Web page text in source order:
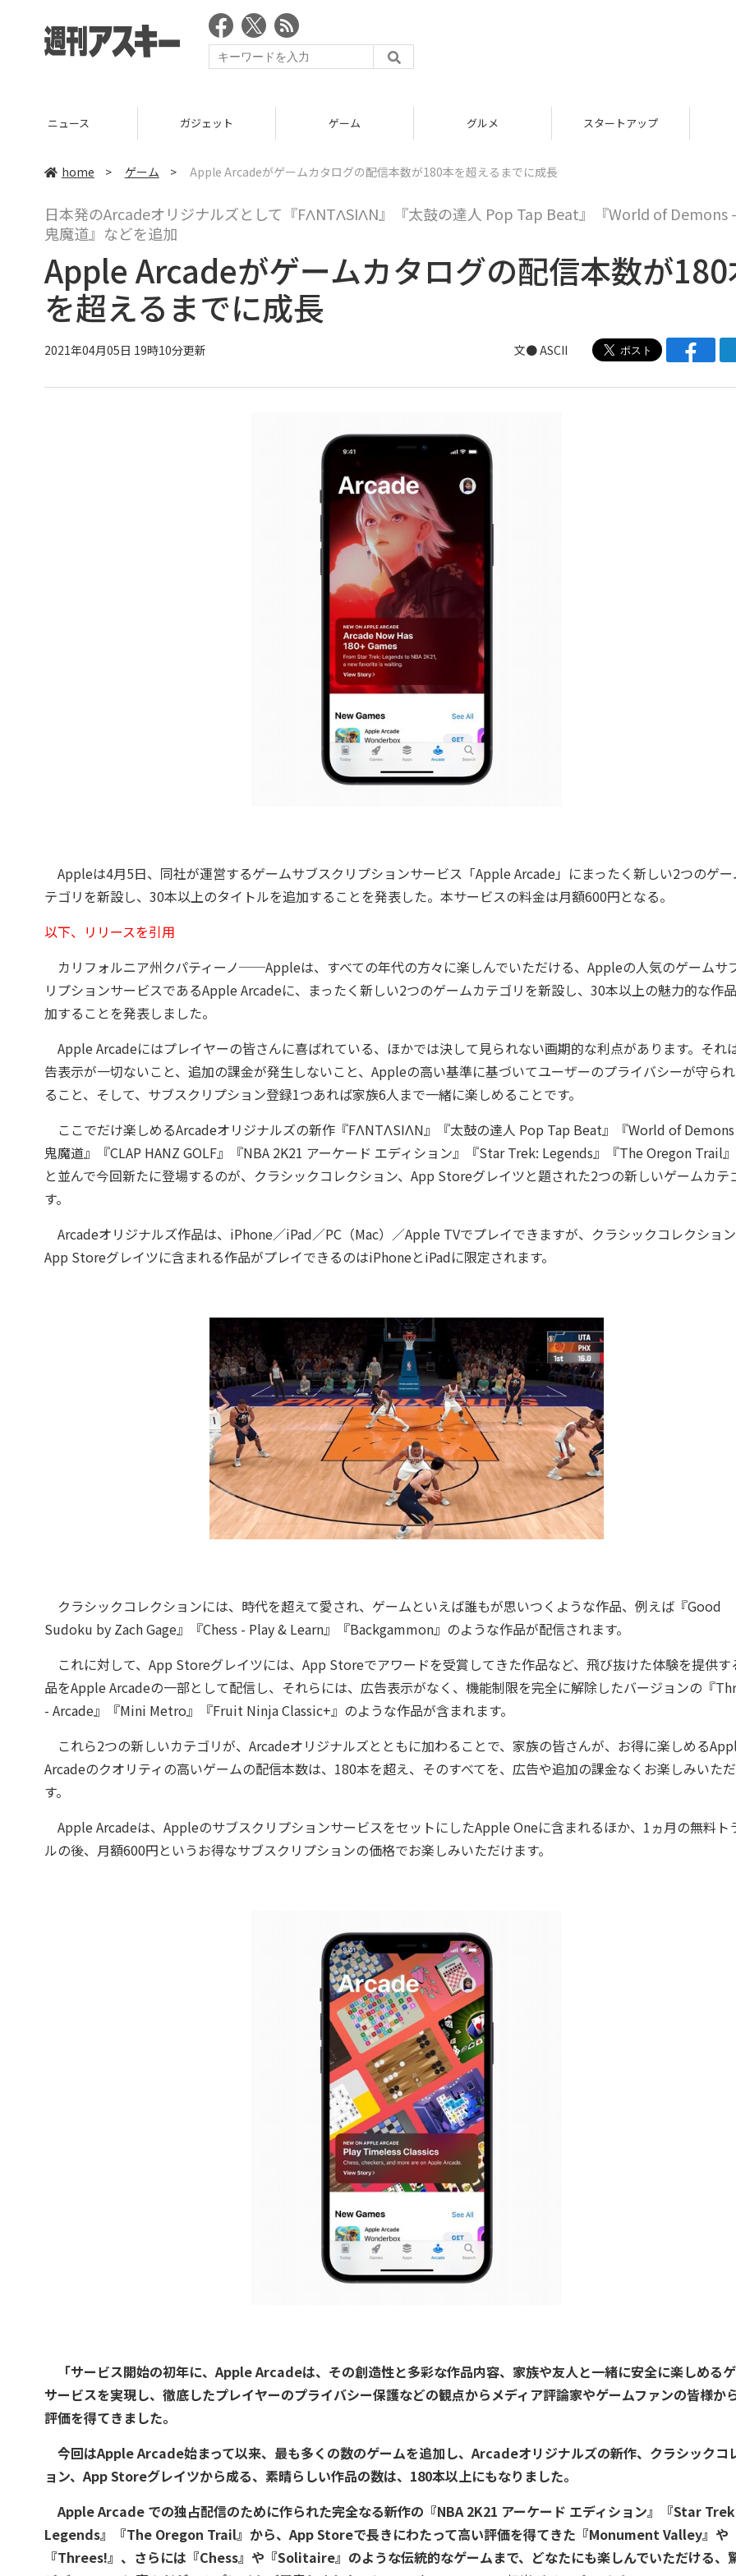
ニュース ガジェット ゲーム グルメ スタートアップ
home > ゲーム > Apple Arcadeがゲームカタログの配信本数が180本を超えるまでに成長
日本発のArcadeオリジナルズとして『FΛNTΛSIΛN』『太鼓の達人 Pop Tap Beat』『World of Demons
鬼魔道』などを追加
Apple Arcadeがゲームカタログの配信本数が180
を超えるまでに成長
2021年04月05日 19時10分更新 文● ASCII
Appleは4月5日、同社が運営するゲームサブスクリプションサービス「Apple Arcade」にまったく新しい2つのゲー
テゴリを新設し、30本以上のタイトルを追加することを発表した。本サービスの料金は月額600円となる。
以下、リリースを引用
カリフォルニア州クパティーノ──Appleは、すべての年代の方々に楽しんでいただける、Appleの人気のゲームサ
リプションサービスであるApple Arcadeに、まったく新しい2つのゲームカテゴリを新設し、30本以上の魅力的な作
加することを発表しました。
Apple Arcadeにはプレイヤーの皆さんに喜ばれている、ほかでは決して見られない画期的な利点があります。それ
告表示が一切ないこと、追加の課金が発生しないこと、Appleの高い基準に基づいてユーザーのプライバシーが守ら
ること、そして、サブスクリプション登録1つあれば家族6人まで一緒に楽しめることです。
ここでだけ楽しめるArcadeオリジナルズの新作『FΛNTΛSIΛN』『太鼓の達人 Pop Tap Beat』『World of
鬼魔道』『CLAP HANZ GOLF』『NBA 2K21 アーケード エディション』『Star Trek: Legends』『The Oregon Trail
と並んで今回新たに登場するのが、クラシックコレクション、App Storeグレイツと題された2つの新しいゲームカテ
す。
Arcadeオリジナルズ作品は、iPhone／iPad／PC（Mac）／Apple TVでプレイできますが、クラシックコレクション
App Storeグレイツに含まれる作品がプレイできるのはiPhoneとiPadに限定されます。
クラシックコレクションには、時代を超えて愛され、ゲームといえば誰もが思いつくような作品、例えば『Good
Sudoku by Zach Gage』『Chess - Play & Learn』『Backgammon』のような作品が配信されます。
これに対して、App Storeグレイツには、App Storeでアワードを受賞してきた作品など、飛び抜けた体験を提供す
品をApple Arcadeの一部として配信し、それらには、広告表示がなく、機能制限を完全に解除したバージョンの『
- Arcade』『Mini Metro』『Fruit Ninja Classic+』のような作品が含まれます。
これら2つの新しいカテゴリが、Arcadeオリジナルズとともに加わることで、家族の皆さんが、お得に楽しめる
Arcadeのクオリティの高いゲームの配信本数は、180本を超え、そのすべてを、広告や追加の課金なくお楽しみいた
す。
Apple Arcadeは、AppleのサブスクリプションサービスをセットにしたApple Oneに含まれるほか、1ヵ月の無料ト
ルの後、月額600円というお得なサブスクリプションの価格でお楽しみいただけます。
「サービス開始の初年に、Apple Arcadeは、その創造性と多彩な作品内容、家族や友人と一緒に安全に楽しめる
サービスを実現し、徹底したプレイヤーのプライバシー保護などの観点からメディア評論家やゲームファンの皆様か
評価を得てきました。
今回はApple Arcade始まって以来、最も多くの数のゲームを追加し、Arcadeオリジナルズの新作、クラシックコ
ョン、App Storeグレイツから成る、素晴らしい作品の数は、180本以上にもなりました。
Apple Arcade での独占配信のために作られた完全なる新作の『NBA 2K21 アーケード エディション』『Star
Legends』『The Oregon Trail』から、App Storeで長きにわたって高い評価を得てきた『Monument Valley』や
『Threes!』、さらには『Chess』や『Solitaire』のような伝統的なゲームまで、どなたにも楽しんでいただける、